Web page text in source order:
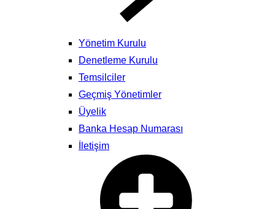
Yönetim Kurulu
Denetleme Kurulu
Temsilciler
Geçmiş Yönetimler
Üyelik
Banka Hesap Numarası
İletişim